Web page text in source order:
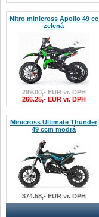
Nitro minicross Apollo 49 cc
zelená
299.00,- EUR vr. DPH
266.25,- EUR vr. DPH
Minicross Ultimate Thunder
49 ccm modrá
374.58,- EUR vr. DPH